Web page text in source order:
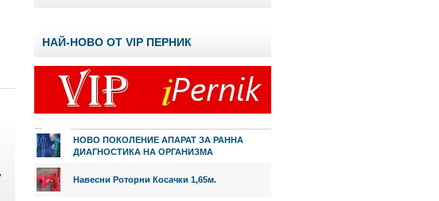
НАЙ-НОВО ОТ VIP ПЕРНИК
НОВО ПОКОЛЕНИЕ АПАРАТ ЗА РАННА
ДИАГНОСТИКА НА ОРГАНИЗМА
Навесни Роторни Косачки 1,65м.